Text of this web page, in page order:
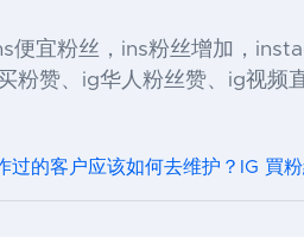
便宜粉丝，ins粉丝增加，
赞、ig华人粉丝赞、ig视频
过的客户应该如何去维护？IG 買